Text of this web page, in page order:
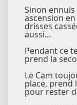
Sinon
ascension
drisses
aussi...
Pendant ce
prend la
Le Cam
place, prend
pour rester